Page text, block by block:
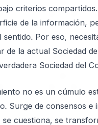
criterios
de la información,
sentido. Por eso,
de la actual Sociedad
Sociedad del
no es un cúmulo
Surge de consensos e
cuestiona, se